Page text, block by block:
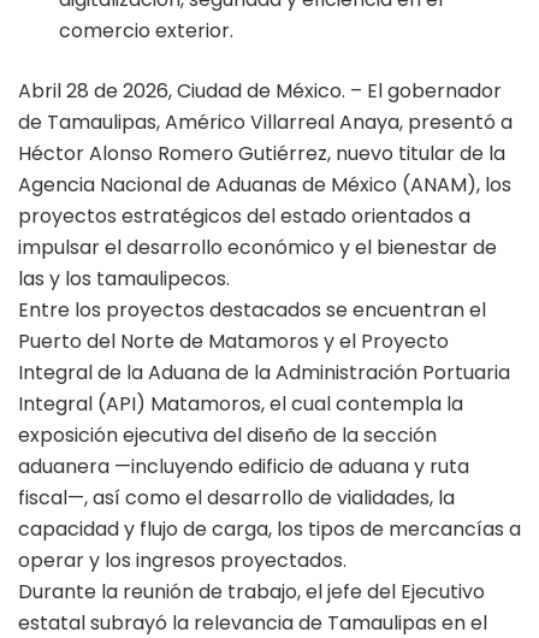
comercio exterior.
Abril 28 de 2026, Ciudad de México. – El gobernador
de Tamaulipas, Américo Villarreal Anaya, presentó a
Héctor Alonso Romero Gutiérrez, nuevo titular de la
Agencia Nacional de Aduanas de México (ANAM), los
proyectos estratégicos del estado orientados a
impulsar el desarrollo económico y el bienestar de
las y los tamaulipecos.
Entre los proyectos destacados se encuentran el
Puerto del Norte de Matamoros y el Proyecto
Integral de la Aduana de la Administración Portuaria
Integral (API) Matamoros, el cual contempla la
exposición ejecutiva del diseño de la sección
aduanera —incluyendo edificio de aduana y ruta
fiscal—, así como el desarrollo de vialidades, la
capacidad y flujo de carga, los tipos de mercancías a
operar y los ingresos proyectados.
Durante la reunión de trabajo, el jefe del Ejecutivo
estatal subrayó la relevancia de Tamaulipas en el